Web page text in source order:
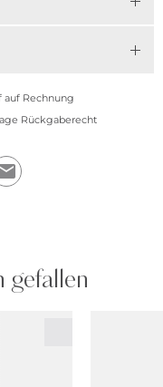
auf Rechnung
Rückgaberecht
gefallen